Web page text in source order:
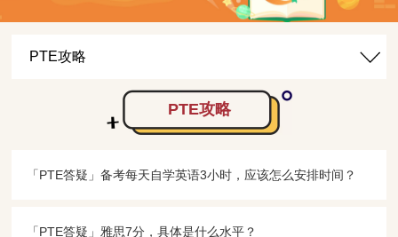
PTE攻略
PTE攻略
「PTE答疑​」备考每天自学英语3小时，应该怎么安排时间？
「PTE答疑​」雅思7分，具体是什么水平？